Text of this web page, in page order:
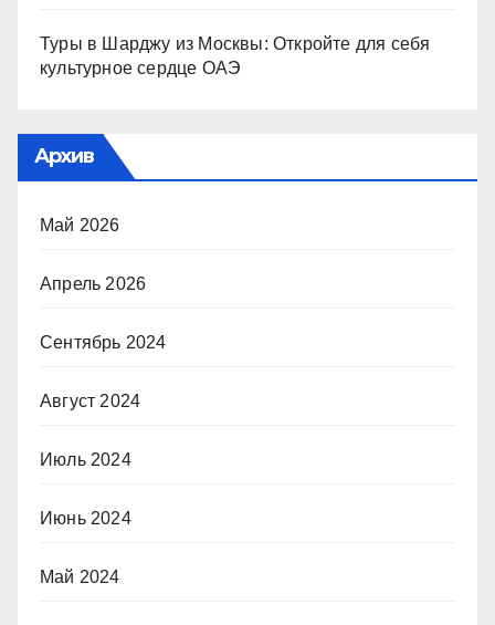
Туры в Шарджу из Москвы: Откройте для себя
культурное сердце ОАЭ
Архив
Май 2026
Апрель 2026
Сентябрь 2024
Август 2024
Июль 2024
Июнь 2024
Май 2024